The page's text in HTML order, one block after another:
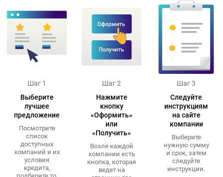
Шаг 1
Выберите
лучшее
предложение
Посмотрите
список
доступных
компаний и их
условия
кредита,
Шаг 2
Нажмите
кнопку
«Оформить»
или
«Получить»
Возле каждой
компании есть
кнопка, которая
ведет на
Шаг 3
Следуйте
инструкциям
на сайте
компании
Выберите
нужную сумму
и срок, затем
следуйте
инструкции.